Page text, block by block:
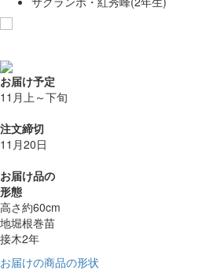
お届け予定
11月上～下旬
注文締切
11月20日
お届け品の
形態
高さ約60cm
地堀根巻苗
接木2年
お届けの商品の形状